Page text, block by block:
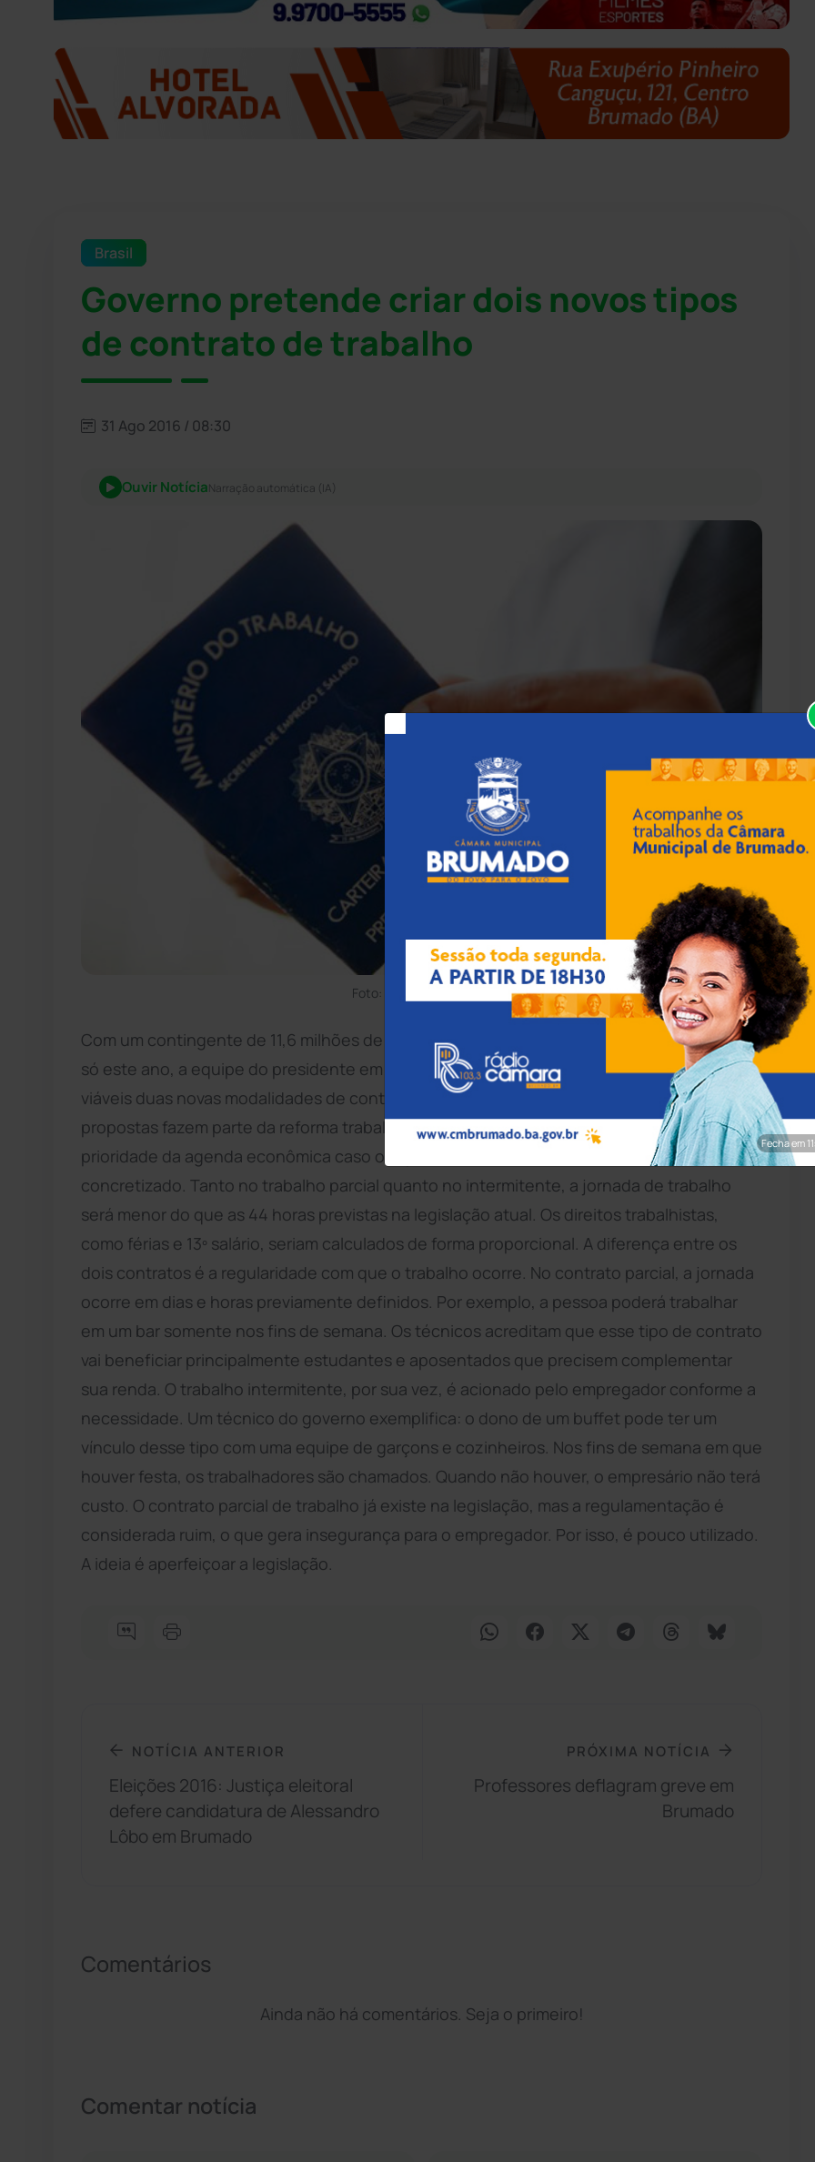
Brasil
Governo pretende criar dois novos tipos
de contrato de trabalho
31 Ago 2016 / 08:30
Ouvir NotíciaNarração automática (IA)
Foto: Camila Domingues
Com um contingente de 11,6 milhões de desempregados e 623 mil vagas formais fechadas
só este ano, a equipe do presidente em exercício Michel Temer estuda formas de tornar
viáveis duas novas modalidades de contrato de trabalho: o parcial e o intermitente. As
propostas fazem parte da reforma trabalhista que será, ao lado da previdenciária, uma
prioridade da agenda econômica caso o impeachment de Dilma Rousseff seja
concretizado. Tanto no trabalho parcial quanto no intermitente, a jornada de trabalho
será menor do que as 44 horas previstas na legislação atual. Os direitos trabalhistas,
como férias e 13º salário, seriam calculados de forma proporcional. A diferença entre os
dois contratos é a regularidade com que o trabalho ocorre. No contrato parcial, a jornada
ocorre em dias e horas previamente definidos. Por exemplo, a pessoa poderá trabalhar
em um bar somente nos fins de semana. Os técnicos acreditam que esse tipo de contrato
vai beneficiar principalmente estudantes e aposentados que precisem complementar
sua renda. O trabalho intermitente, por sua vez, é acionado pelo empregador conforme a
necessidade. Um técnico do governo exemplifica: o dono de um buffet pode ter um
vínculo desse tipo com uma equipe de garçons e cozinheiros. Nos fins de semana em que
houver festa, os trabalhadores são chamados. Quando não houver, o empresário não terá
custo. O contrato parcial de trabalho já existe na legislação, mas a regulamentação é
considerada ruim, o que gera insegurança para o empregador. Por isso, é pouco utilizado.
A ideia é aperfeiçoar a legislação.
NOTÍCIA ANTERIOR
Eleições 2016: Justiça eleitoral
defere candidatura de Alessandro
Lôbo em Brumado
PRÓXIMA NOTÍCIA
Professores deflagram greve em
Brumado
Comentários
Ainda não há comentários. Seja o primeiro!
Comentar notícia
Fecha em